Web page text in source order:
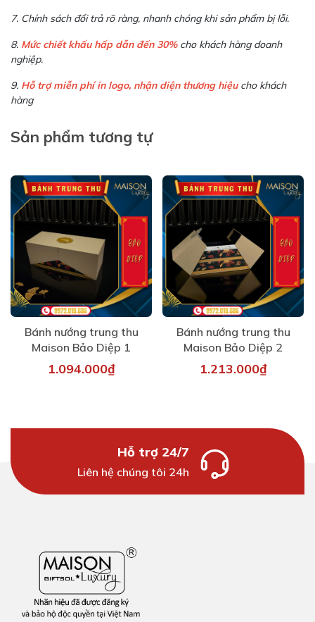
7. Chính sách đổi trả rõ ràng, nhanh chóng khi sản phẩm bị lỗi.
8. Mức chiết khấu hấp dẫn đến 30%cho khách hàng doanh
nghiệp.
9. Hỗ trợ miễn phí in logo, nhận diện thương hiệucho khách
hàng
Sản phẩm tương tự
Bánh nướng trung thu
Maison Bảo Diệp 1
1.094.000₫
Bánh nướng trung thu
Maison Bảo Diệp 2
1.213.000₫
Hỗ trợ 24/7
Liên hệ chúng tôi 24h